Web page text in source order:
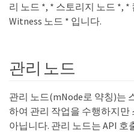
리 노드 *, * 스토리지 노드 *, *
Witness 노드 * 입니다.
관리 노드
관리 노드(mNode로 약칭)는
하여 관리 작업을 수행하지
아닙니다. 관리 노드는 API